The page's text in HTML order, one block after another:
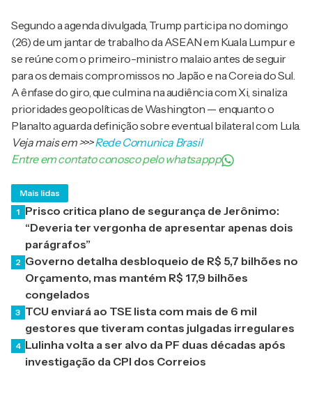
Segundo a agenda divulgada, Trump participa no domingo
(26) de um jantar de trabalho da ASEAN em Kuala Lumpur e
se reúne com o primeiro-ministro malaio antes de seguir
para os demais compromissos no Japão e na Coreia do Sul.
A ênfase do giro, que culmina na audiência com Xi, sinaliza
prioridades geopolíticas de Washington — enquanto o
Planalto aguarda definição sobre eventual bilateral com Lula.
Veja mais em>>>Rede Comunica Brasil
Entre em contato conosco pelo whatsappp
Mais lidas
1 Prisco critica plano de segurança de Jerônimo:
“Deveria ter vergonha de apresentar apenas dois
parágrafos”
2 Governo detalha desbloqueio de R$ 5,7 bilhões no
Orçamento, mas mantém R$ 17,9 bilhões
congelados
3 TCU enviará ao TSE lista com mais de 6 mil
gestores que tiveram contas julgadas irregulares
4 Lulinha volta a ser alvo da PF duas décadas após
investigação da CPI dos Correios